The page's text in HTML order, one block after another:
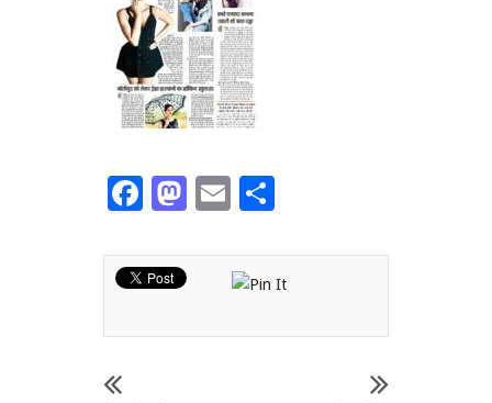
Facebook
Mastodon
Email